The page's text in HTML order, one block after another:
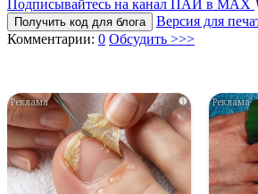
Подписывайтесь на канал ПАИ в MAХ
Получить код для блога
Версия для
Комментарии: 0 Обсудить >>>
i